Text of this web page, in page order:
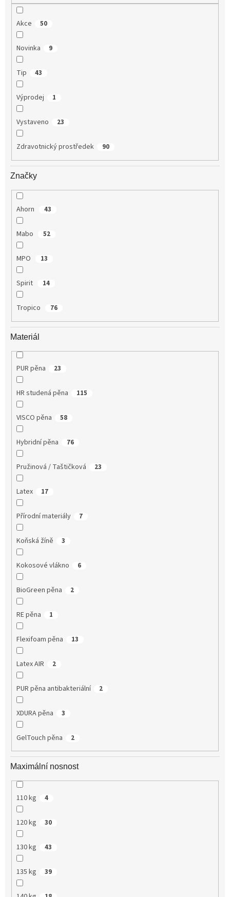
Akce 50
Novinka 9
Tip 43
Výprodej 1
Vystaveno 23
Zdravotnický prostředek 90
Značky
Ahorn 43
Mabo 52
MPO 13
Spirit 14
Tropico 76
Materiál
PUR pěna 23
HR studená pěna 115
VISCO pěna 58
Hybridní pěna 76
Pružinová / Taštičková 23
Latex 17
Přírodní materiály 7
Koňská žíně 3
Kokosové vlákno 6
BioGreen pěna 2
RE pěna 1
Flexifoam pěna 13
Latex AIR 2
PUR pěna antibakteriální 2
XDURA pěna 3
GelTouch pěna 2
Maximální nosnost
110 kg 4
120 kg 30
130 kg 43
135 kg 39